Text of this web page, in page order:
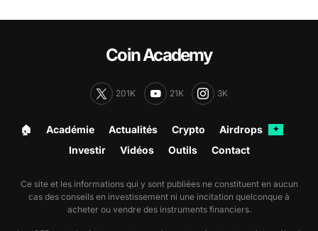
Coin Academy
201K 21K 3K
🏠︎ Académie Actualités Crypto Airdrops ✦
Investir Vidéos Outils Contact
Ce site et les informations qui y sont publiées ne constituent en aucun
cas des conseils en investissement ni une incitation quelconque à
acheter ou vendre des instruments financiers.